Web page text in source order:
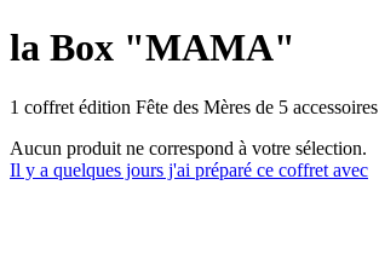
la Box "MAMA"
1 coffret édition Fête des Mères de 5 accessoires
Aucun produit ne correspond à votre sélection.
Il y a quelques jours j'ai préparé ce coffret avec